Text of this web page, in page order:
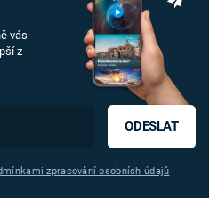
vás
z
ODESLAT
zpracování osobních údajů